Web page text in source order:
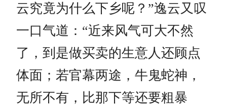
云究竟为什么下乡呢？”逸云又叹
一口气道：“近来风气可大不然
了，到是做买卖的生意人还顾点
体面；若官幕两途，牛鬼蛇神，
无所不有，比那下等还要粗暴